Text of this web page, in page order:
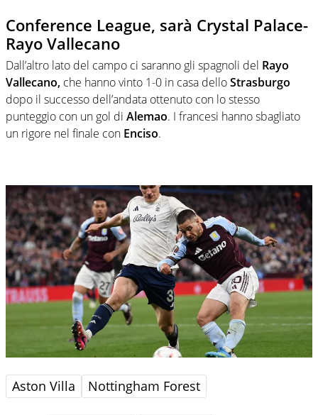
Conference League, sarà Crystal Palace-
Rayo Vallecano
Dall’altro lato del campo ci saranno gli spagnoli del Rayo
Vallecano, che hanno vinto 1-0 in casa delloStrasburgo
dopo il successo dell’andata ottenuto con lo stesso
punteggio con un gol di Alemao. I francesi hanno sbagliato
un rigore nel finale con Enciso.
Aston Villa Nottingham Forest